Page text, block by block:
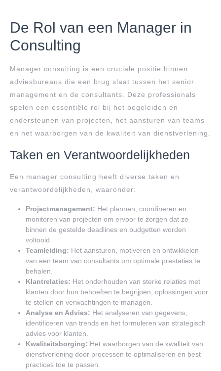
De Rol van een Manager in
Consulting
Manager consulting is een cruciale positie binnen
adviesbureaus die een brug slaat tussen het senior
management en de consultants. Deze professionals
spelen een essentiële rol bij het begeleiden en
ondersteunen van projecten, het aansturen van teams
en het waarborgen van de kwaliteit van dienstverlening.
Taken en Verantwoordelijkheden
Een manager consulting heeft diverse taken en
verantwoordelijkheden, waaronder:
Projectmanagement: Het plannen, coördineren en
monitoren van projecten om ervoor te zorgen dat ze
binnen de gestelde deadlines en budgetten worden
voltooid.
Teamleiding: Het aansturen, motiveren en ontwikkelen
van een team van consultants om optimale prestaties te
behalen.
Klantrelaties: Het onderhouden van sterke relaties met
klanten door hun behoeften te begrijpen, oplossingen voor
te stellen en verwachtingen te managen.
Analyse en Advies: Het analyseren van gegevens,
identificeren van trends en het formuleren van strategisch
advies voor klanten.
Kwaliteitsborging: Het waarborgen van de kwaliteit van
dienstverlening door processen te optimaliseren en best
practices toe te passen.